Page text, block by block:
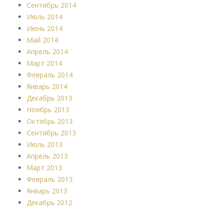
Сентябрь 2014
Июль 2014
Июнь 2014
Май 2014
Апрель 2014
Март 2014
Февраль 2014
Январь 2014
Декабрь 2013
Ноябрь 2013
Октябрь 2013
Сентябрь 2013
Июль 2013
Апрель 2013
Март 2013
Февраль 2013
Январь 2013
Декабрь 2012